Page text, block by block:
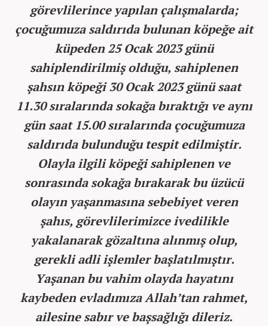
görevlilerince yapılan çalışmalarda;
çocuğumuza saldırıda bulunan köpeğe ait
küpeden 25 Ocak 2023 günü
sahiplendirilmiş olduğu, sahiplenen
şahsın köpeği 30 Ocak 2023 günü saat
11.30 sıralarında sokağa bıraktığı ve aynı
gün saat 15.00 sıralarında çocuğumuza
saldırıda bulunduğu tespit edilmiştir.
Olayla ilgili köpeği sahiplenen ve
sonrasında sokağa bırakarak bu üzücü
olayın yaşanmasına sebebiyet veren
şahıs, görevlilerimizce ivedilikle
yakalanarak gözaltına alınmış olup,
gerekli adli işlemler başlatılmıştır.
Yaşanan bu vahim olayda hayatını
kaybeden evladımıza Allah’tan rahmet,
ailesine sabır ve başsağlığı dileriz.